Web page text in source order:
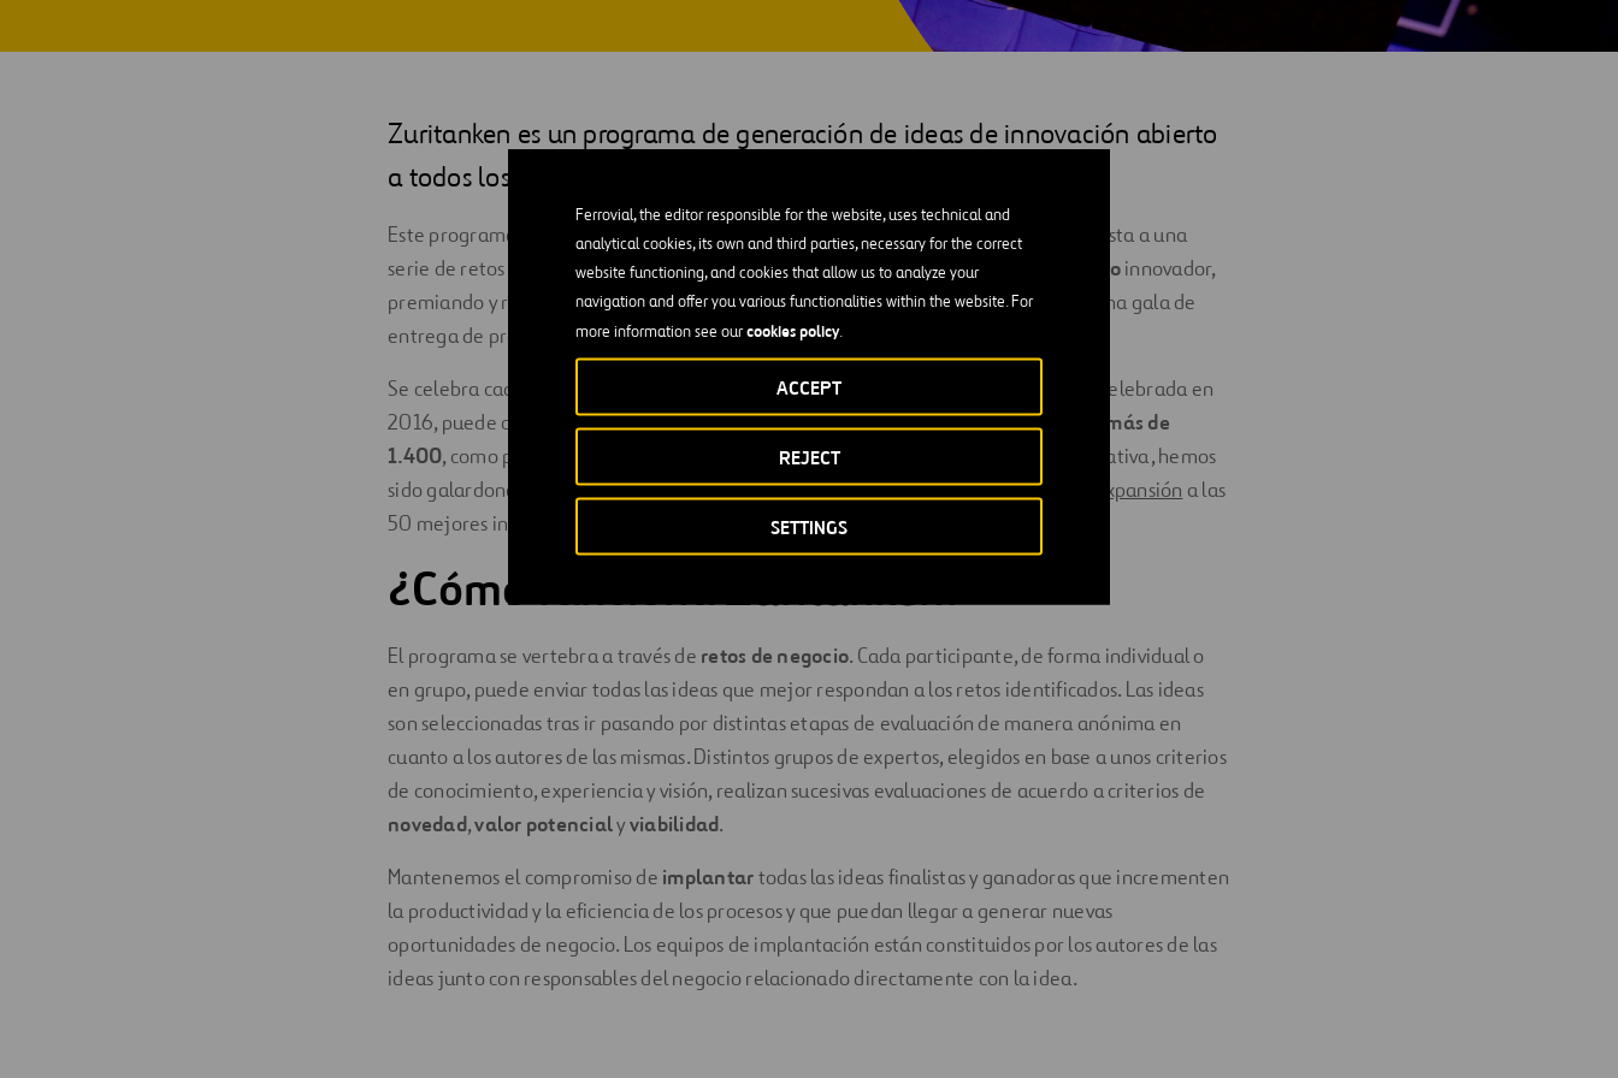
Ferrovial, the editor responsible for the website, uses technical and
analytical cookies, its own and third parties, necessary for the correct
website functioning, and cookies that allow us to analyze your
navigation and offer you various functionalities within the website. For
more information see ourcookies policy.
SETTINGS
REJECT
ACCEPT
Ingeniería
Zuritanken es un programa de generación de ideas de innovación abierto
a todos los empleados, para fomentar la cultura de innovación.
Este programa interno tiene como objetivo lageneración de ideasque den respuesta a una
serie de retos planteados por nuestros negocios. Además, busca reconocer el
talentoinnovador,
premiando y reconociendo las mejores ideas con potencial de ser implantadas en una gala de
entrega de premios.
Se celebra cada dos años, siendo la primera edición en el 2012. La tercera edición, celebrada en
2016, puede considerarse todo un éxito tanto por el número de ideas presentadas,
más de
1.400, como por el número de participantes, más de 1.700 personas
. Por esta iniciativa, hemos
sido galardonados en la categoría de talento digital en la II edición de losPremios Expansión a las
50 mejores iniciativas digitales.
¿Cómo funcionaZuritanken?
El programa se vertebra a través de retos de negocio. Cada participante, de forma individual o
en grupo, puede enviar todas las ideas que mejor respondan a los retos identificados. Las ideas
son seleccionadas tras ir pasando por distintas etapas de evaluación de manera anónima en
cuanto a los autores de las mismas. Distintos grupos de expertos, elegidos en base a unos criterios
de conocimiento, experiencia y visión, realizan sucesivas evaluaciones de acuerdo a criterios de
novedad,valor potencialyviabilidad.
Mantenemos el compromiso de implantartodas las ideas finalistas y ganadoras que incrementen
la productividad y la eficiencia de los procesos y que puedan llegar a generar nuevas
oportunidades de negocio. Los equipos de implantación están constituidos por los autores de las
ideas junto con responsables del negocio relacionado directamente con la idea.